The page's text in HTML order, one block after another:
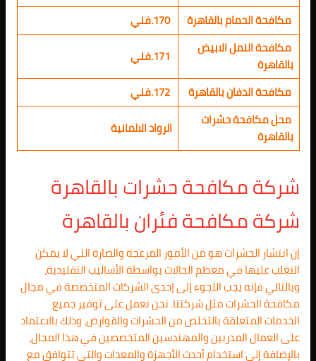
مكافحة الحمام بالقاهرة
170.فني
مكافحة النمل الابيض
بالقاهرة
مكافحة الدفان بالقاهرة
محل مكافحة حشرات
بالقاهرة
الرواد الالمانية
شركة مكافحة حشرات بالقاهرة
شركة مكافحة فئران بالقاهرة
إن انتشار الحشرات هو من الأمور المزعجة والضارة التي لا يمكن
التغلب عليها في معظم الحالات بواسطة الأساليب التقليدية،
وبالتالي فإنه يجب اللجوء إلى إحدى الشركات المتخصصة في مجال
مكافحة الحشرات مثل شركتنا. نحن نعمل على توفير جميع
الخدمات المتعلقة بالتخلص من الحشرات والقوارض، وذلك بالاعتماد
على العمال المدربين والمهندسين المتخصصين في هذا المجال،
بالإضافة إلى استخدام أحدث الأجهزة والمعدات والتي تتوافق مع